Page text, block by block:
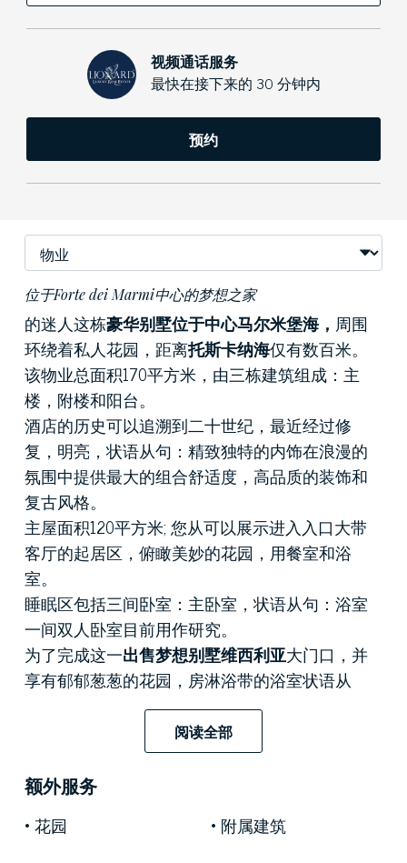
视频通话服务
最快在接下来的 30 分钟内
预约
位于Forte dei Marmi中心的梦想之家
的迷人这栋豪华别墅位于中心马尔米堡海， 周围
环绕着私人花园，距离托斯卡纳海仅有数百米。
该物业总面积170平方米，由三栋建筑组成：主
楼，附楼和阳台。
酒店的历史可以追溯到二十世纪，最近经过修
复，明亮，状语从句：精致独特的内饰在浪漫的
氛围中提供最大的组合舒适度，高品质的装饰和
复古风格。
主屋面积120平方米; 您从可以展示进入入口大带
客厅的起居区，俯瞰美妙的花园，用餐室和浴
室。
睡眠区包括三间卧室：主卧室，状语从句：浴室
一间双人卧室目前用作研究。
为了完成这一出售梦想别墅维西利亚大门口，并
享有郁郁葱葱的花园，房淋浴带的浴室状语从
句：一个组合舒适的衣柜的附属建筑。
户外阳台拥有两个迷人的英式拱门，夏日的英文
时与朋友一起放松身心的凉爽休息室。
在花园私人矗立中一棵关系着大型的橙树，住宅
味。
阅读全部
额外服务
花园 附属建筑